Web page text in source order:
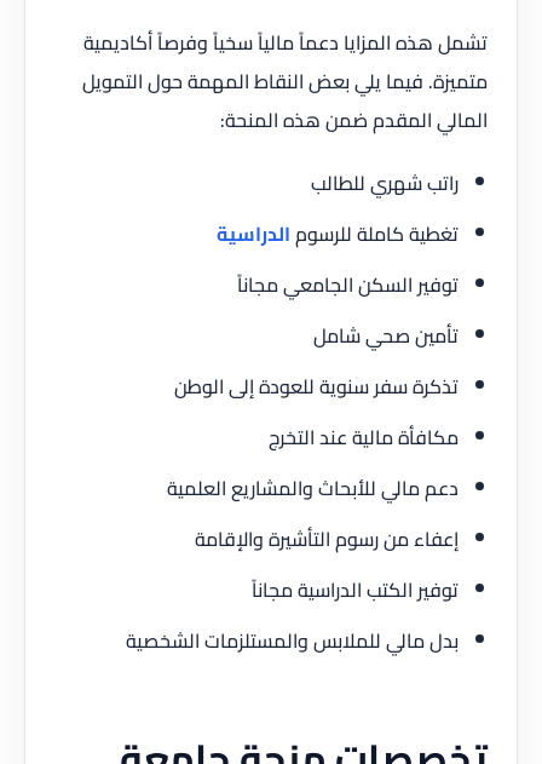
تشمل هذه المزايا دعماً مالياً سخياً وفرصاً أكاديمية
متميزة. فيما يلي بعض النقاط المهمة حول التمويل
المالي المقدم ضمن هذه المنحة:
راتب شهري للطالب
تغطية كاملة للرسومالدراسية
توفير السكن الجامعي مجاناً
تأمين صحي شامل
تذكرة سفر سنوية للعودة إلى الوطن
مكافأة مالية عند التخرج
دعم مالي للأبحاث والمشاريع العلمية
إعفاء من رسوم التأشيرة والإقامة
توفير الكتب الدراسية مجاناً
بدل مالي للملابس والمستلزمات الشخصية